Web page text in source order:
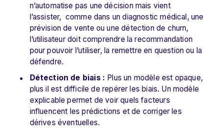
n’automatise pas une décision mais vient
l’assister, comme dans un diagnostic médical, une
prévision de vente ou une détection de churn,
l’utilisateur doit comprendre la recommandation
pour pouvoir l’utiliser, la remettre en question ou la
défendre.
Détection de biais : Plus un modèle est opaque,
plus il est difficile de repérer les biais. Un modèle
explicable permet de voir quels facteurs
influencent les prédictions et de corriger les
dérives éventuelles.